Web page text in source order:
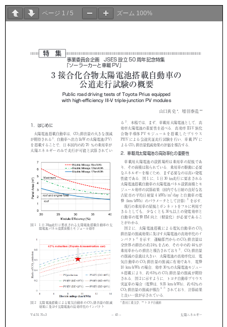
ページ 1 / 5 ズーム 100%